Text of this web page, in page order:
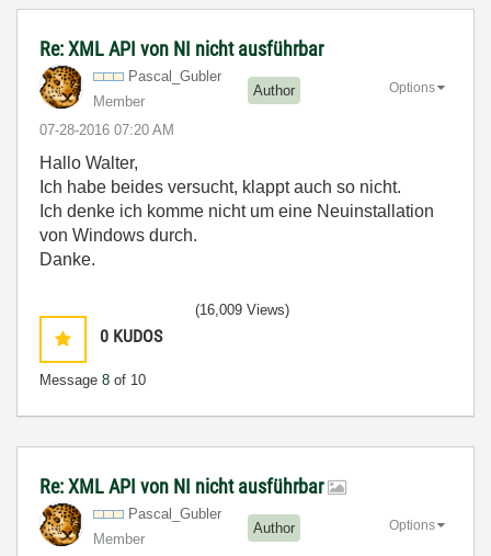
Re: XML API von NI nicht ausführbar
Pascal_Gubler
Member
Author
‎07-28-2016 07:20 AM
Options
Hallo Walter,
Ich habe beides versucht, klappt auch so nicht.
Ich denke ich komme nicht um eine Neuinstallation
von Windows durch.
Danke.
0 KUDOS
Message 8 of 10
(16,009 Views)
Re: XML API von NI nicht ausführbar
Pascal_Gubler
Member
Author Options